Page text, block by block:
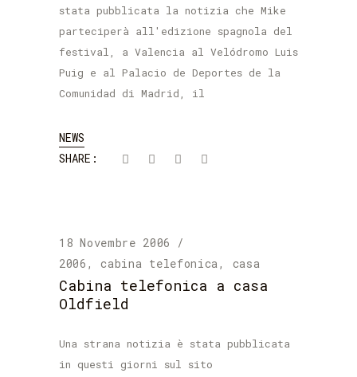
stata pubblicata la notizia che Mike
parteciperà all'edizione spagnola del
festival, a Valencia al Velódromo Luis
Puig e al Palacio de Deportes de la
Comunidad di Madrid, il
NEWS
SHARE:
18 Novembre 2006
2006 , cabina telefonica, casa
Cabina telefonica a casa
Oldfield
Una strana notizia è stata pubblicata
in questi giorni sul sito